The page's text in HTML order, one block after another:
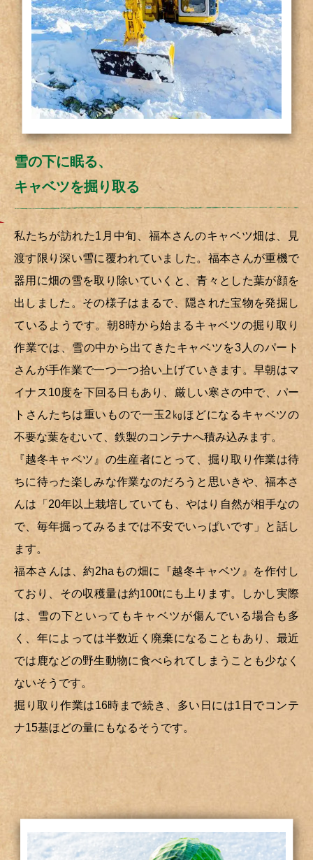
雪の下に眠る、
キャベツを掘り取る
私たちが訪れた1月中旬、福本さんのキャベツ畑は、見
渡す限り深い雪に覆われていました。福本さんが重機で
器用に畑の雪を取り除いていくと、青々とした葉が顔を
出しました。その様子はまるで、隠された宝物を発掘し
ているようです。朝8時から始まるキャベツの掘り取り
作業では、雪の中から出てきたキャベツを3人のパート
さんが手作業で一つ一つ拾い上げていきます。早朝はマ
イナス10度を下回る日もあり、厳しい寒さの中で、パー
トさんたちは重いもので一玉2㎏ほどになるキャベツの
不要な葉をむいて、鉄製のコンテナへ積み込みます。
『越冬キャベツ』の生産者にとって、掘り取り作業は待
ちに待った楽しみな作業なのだろうと思いきや、福本さ
んは「20年以上栽培していても、やはり自然が相手なの
で、毎年掘ってみるまでは不安でいっぱいです」と話し
ます。
福本さんは、約2haもの畑に『越冬キャベツ』を作付し
ており、その収穫量は約100tにも上ります。しかし実際
は、雪の下といってもキャベツが傷んでいる場合も多
く、年によっては半数近く廃棄になることもあり、最近
では鹿などの野生動物に食べられてしまうことも少なく
ないそうです。
掘り取り作業は16時まで続き、多い日には1日でコンテ
ナ15基ほどの量にもなるそうです。